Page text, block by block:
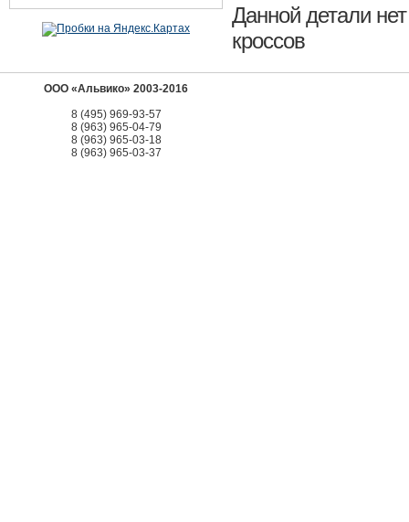
Данной детали
кроссов
ООО «Альвико» 2003-2016
8 (495) 969-93-57
8 (963) 965-04-79
8 (963) 965-03-18
8 (963) 965-03-37